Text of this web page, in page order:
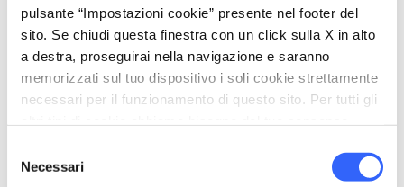
pulsante “Impostazioni cookie” presente nel footer del
sito. Se chiudi questa finestra con un click sulla X in alto
a destra, proseguirai nella navigazione e saranno
memorizzati sul tuo dispositivo i soli cookie strettamente
necessari per il funzionamento di questo sito. Per tutti gli
delNecessari
Informazioni sull'accessibilità:
feelflorence.it